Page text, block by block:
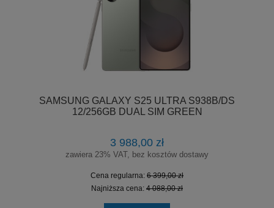
SAMSUNG GALAXY S25 ULTRA S938B/DS
12/256GB DUAL SIM GREEN
3 988,00 zł
zawiera 23% VAT, bez kosztów dostawy
Cena regularna: 6 399,00 zł
Najniższa cena: 4 088,00 zł